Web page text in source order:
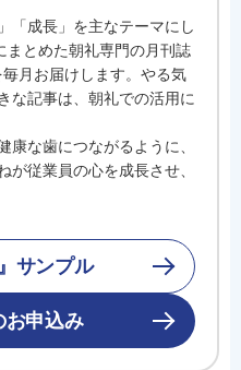
「成長」を主なテーマにし
まとめた朝礼専門の月刊誌
月お届けします。やる気
な記事は、朝礼での活用に
康な歯につながるように、
が従業員の心を成長させ、
サンプル
お申込み